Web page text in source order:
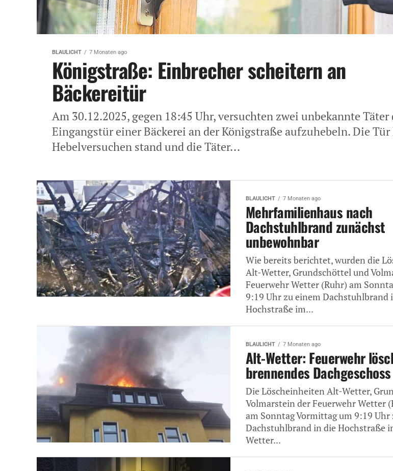
BLAULICHT 7 Monaten ago
Königstraße: Einbrecher scheitern an
Bäckereitür
Am 30.12.2025, gegen 18:45 Uhr, versuchten zwei unbekannte Täter
Eingangstür einer Bäckerei an der Königstraße aufzuhebeln. Die
Hebelversuchen stand und die Täter...
BLAULICHT 7 Monaten ago
Mehrfamilienhaus nach
Dachstuhlbrand zunächst
unbewohnbar
Wie bereits berichtet, wurden die
Alt-Wetter, Grundschöttel und
Feuerwehr Wetter (Ruhr) am
9:19 Uhr zu einem Dachstuhlbrand
Hochstraße im...
BLAULICHT 7 Monaten ago
Alt-Wetter: Feuerwehr
brennendes Dachgeschoss
Die Löscheinheiten Alt-Wetter,
Volmarstein der Feuerwehr Wetter
am Sonntag Vormittag um 9:19 Uhr
Dachstuhlbrand in die Hochstraße
Wetter...